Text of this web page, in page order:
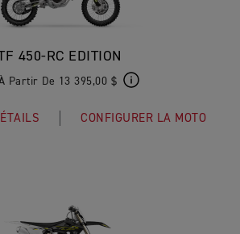
450-RC EDITION
Partir De 13 395,00 $
CONFIGURER LA MOTO